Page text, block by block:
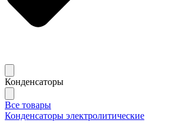
Конденсаторы
Все товары
Конденсаторы электролитические